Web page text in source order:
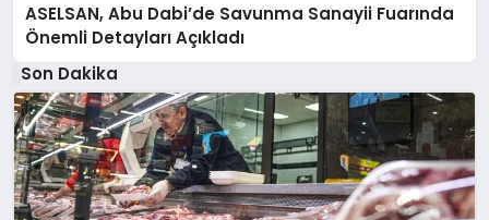
ASELSAN, Abu Dabi’de Savunma Sanayii Fuarında
Önemli Detayları Açıkladı
Son Dakika